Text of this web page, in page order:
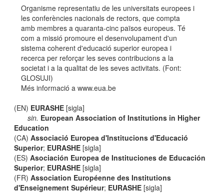
Organisme representatiu de les universitats europees i
les conferències nacionals de rectors, que compta
amb membres a quaranta-cinc països europeus. Té
com a missió promoure el desenvolupament d'un
sistema coherent d'educació superior europea i
recerca per reforçar les seves contribucions a la
societat i a la qualitat de les seves activitats. (Font:
GLOSUJI)
Més informació a www.eua.be
(EN) EURASHE [sigla]
sin. European Association of Institutions in Higher
Education
(CA)Associació Europea d'Institucions d'Educació
Superior; EURASHE [sigla]
(ES)Asociación Europea de Instituciones de Educación
Superior; EURASHE [sigla]
(FR)Association Européenne des Institutions
d'Enseignement Supérieur; EURASHE [sigla]